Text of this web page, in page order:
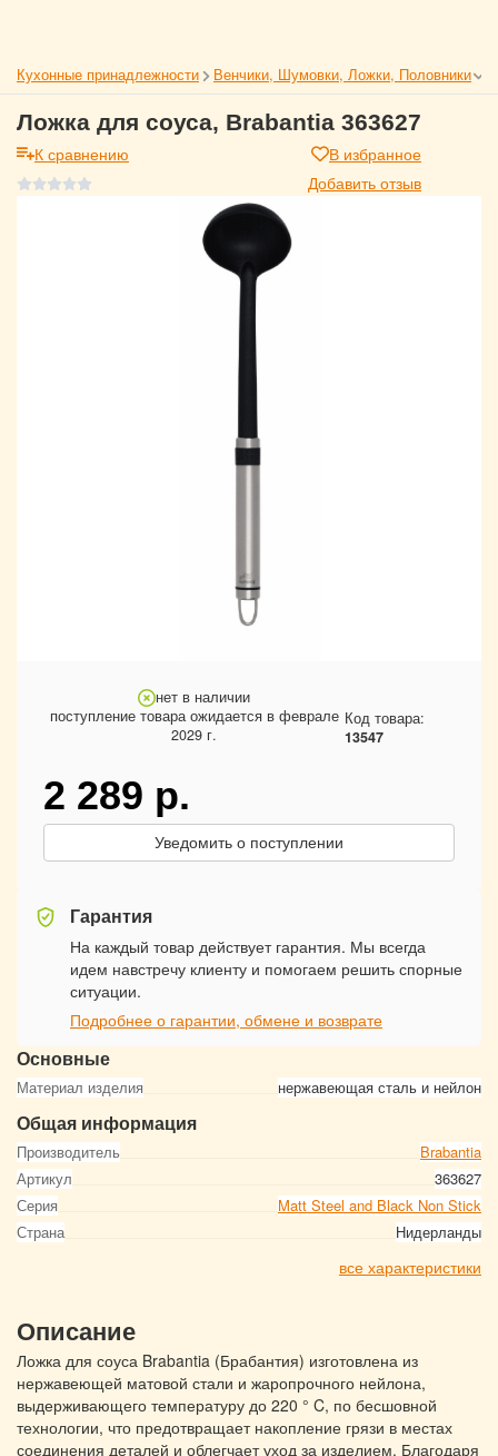
Кухонные принадлежности Венчики, Шумовки, Ложки, Половники
Ложка для соуса, Brabantia 363627
К сравнению
В избранное
Добавить отзыв
Основные
Материал изделия нержавеющая сталь и нейлон
Общая информация
Производитель
Brabantia
Артикул
363627
Серия
Matt Steel and Black Non Stick
Страна
Нидерланды
все характеристики
нет в наличии
поступление товара ожидается в феврале
2029 г.
Код товара:
13547
2 289 р.
Уведомить о поступлении
Гарантия
На каждый товар действует гарантия. Мы всегда
идем навстречу клиенту и помогаем решить спорные
ситуации.
Подробнее о гарантии, обмене и возврате
Описание
Ложка для соуса Brabantia (Брабантия) изготовлена из
нержавеющей матовой стали и жаропрочного нейлона,
выдерживающего температуру до 220 ° C, по бесшовной
технологии, что предотвращает накопление грязи в местах
соединения деталей и облегчает уход за изделием. Благодаря